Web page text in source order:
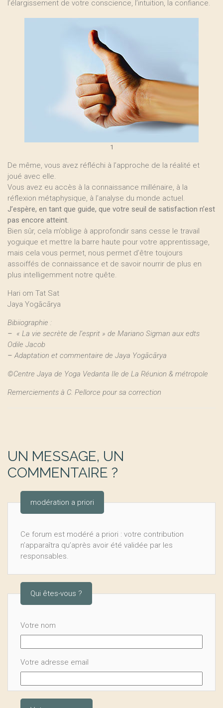
l’élargissement de votre conscience, l’intuition, la confiance.
1
De même, vous avez réfléchi à l’approche de la réalité et
joué avec elle.
Vous avez eu accès à la connaissance millénaire, à la
réflexion métaphysique, à l’analyse du monde actuel.
J’espère, en tant que guide, que votre seuil de satisfaction n’est
pas encore atteint.
Bien sûr, cela m’oblige à approfondir sans cesse le travail
yoguique et mettre la barre haute pour votre apprentissage,
mais cela vous permet, nous permet d’être toujours
assoiffés de connaissance et de savoir nourrir de plus en
plus intelligemment notre quête.
Hari om Tat Sat
Jaya Yogācārya
Bibiiographie :
– « La vie secrète de l’esprit » de Mariano Sigman aux edts
Odile Jacob
– Adaptation et commentaire de Jaya Yogācārya
©Centre Jaya de Yoga Vedanta Ile de La Réunion & métropole
Remerciements à C. Pellorce pour sa correction
UN MESSAGE, UN
COMMENTAIRE ?
modération a priori
Ce forum est modéré a priori : votre contribution
n’apparaîtra qu’après avoir été validée par les
responsables.
Qui êtes-vous ?
Votre nom
Votre adresse email